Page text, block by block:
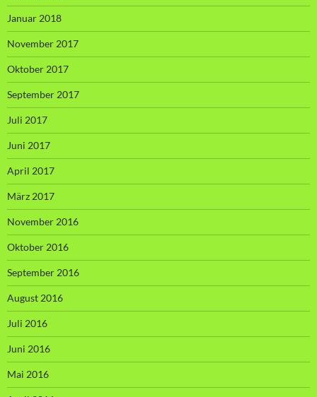
Januar 2018
November 2017
Oktober 2017
September 2017
Juli 2017
Juni 2017
April 2017
März 2017
November 2016
Oktober 2016
September 2016
August 2016
Juli 2016
Juni 2016
Mai 2016